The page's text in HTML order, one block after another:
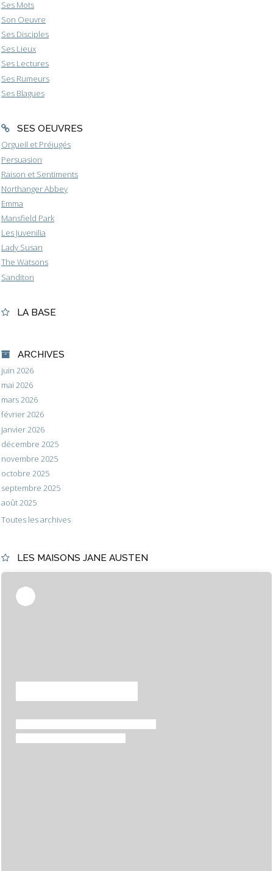
Ses Mots
Son Oeuvre
Ses Disciples
Ses Lieux
Ses Lectures
Ses Rumeurs
Ses Blagues
SES OEUVRES
Orgueil et Préjugés
Persuasion
Raison et Sentiments
Northanger Abbey
Emma
Mansfield Park
Les Juvenilia
Lady Susan
The Watsons
Sanditon
LA BASE
ARCHIVES
juin 2026
mai 2026
mars 2026
février 2026
janvier 2026
décembre 2025
novembre 2025
octobre 2025
septembre 2025
août 2025
Toutes les archives
LES MAISONS JANE AUSTEN